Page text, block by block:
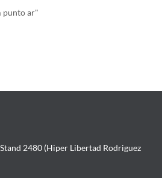
punto ar"
2480 (Hiper Libertad Rodriguez